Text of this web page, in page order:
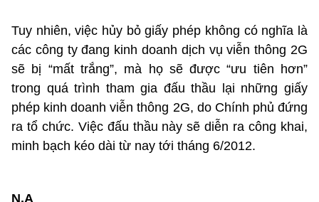
Tuy nhiên, việc hủy bỏ giấy phép không có nghĩa là
các công ty đang kinh doanh dịch vụ viễn thông 2G
sẽ bị “mất trắng”, mà họ sẽ được “ưu tiên hơn”
trong quá trình tham gia đấu thầu lại những giấy
phép kinh doanh viễn thông 2G, do Chính phủ đứng
ra tổ chức. Việc đấu thầu này sẽ diễn ra công khai,
minh bạch kéo dài từ nay tới tháng 6/2012.
N.A